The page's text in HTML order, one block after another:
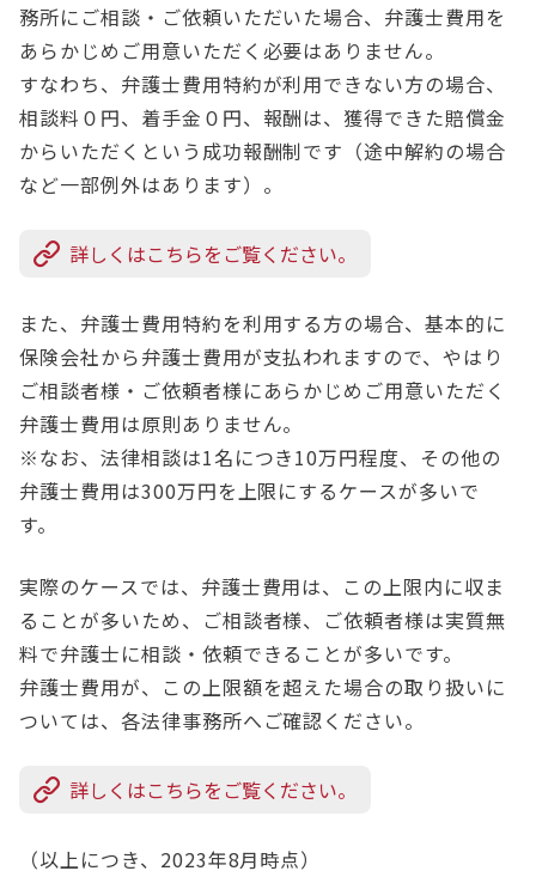
務所にご相談・ご依頼いただいた場合、弁護士費用を
あらかじめご用意いただく必要はありません。
すなわち、弁護士費用特約が利用できない方の場合、
相談料０円、着手金０円、報酬は、獲得できた賠償金
からいただくという成功報酬制です（途中解約の場合
など一部例外はあります）。
詳しくはこちらをご覧ください。
また、弁護士費用特約を利用する方の場合、基本的に
保険会社から弁護士費用が支払われますので、やはり
ご相談者様・ご依頼者様にあらかじめご用意いただく
弁護士費用は原則ありません。
※なお、法律相談は1名につき10万円程度、その他の
弁護士費用は300万円を上限にするケースが多いで
す。
実際のケースでは、弁護士費用は、この上限内に収ま
ることが多いため、ご相談者様、ご依頼者様は実質無
料で弁護士に相談・依頼できることが多いです。
弁護士費用が、この上限額を超えた場合の取り扱いに
ついては、各法律事務所へご確認ください。
詳しくはこちらをご覧ください。
（以上につき、2023年8月時点）